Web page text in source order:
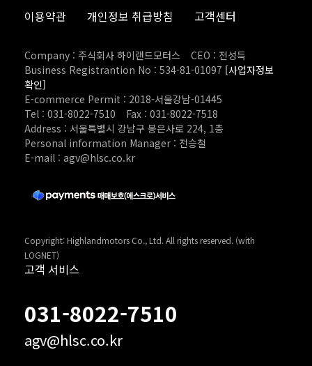
이용약관 개인정보 취급방침 고객센터
Company : 주식회사 하이랜드모터스
CEO : 전성득
Business Registrantion No : 534-81-01097 [사업자정보
확인]
E-commerce Permit : 2018-서울강남-01445
Tel : 031-8022-7510
Fax : 031-8022-7518
Address : 서울특별시 강남구 봉은사로 224, 1층
Personal information Manager : 전승철
E-mail : agv@hlsc.co.kr
Copyright: Highlandmotors Co., Ltd. All rights reserved. (with
LOGNET)
고객 서비스
031-8022-7510
agv@hlsc.co.kr